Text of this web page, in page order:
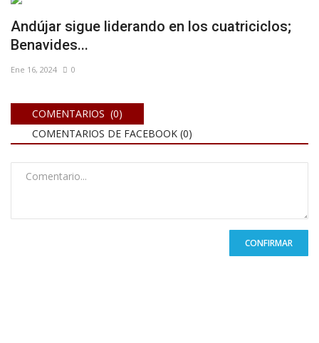
Andújar sigue liderando en los cuatriciclos;
Benavides...
Ene 16, 2024 0
COMENTARIOS (0)
COMENTARIOS DE FACEBOOK (0)
CONFIRMAR